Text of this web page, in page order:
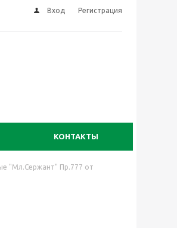
Вход Регистрация
КОНТАКТЫ
"Мл.Сержант" Пр.777 от